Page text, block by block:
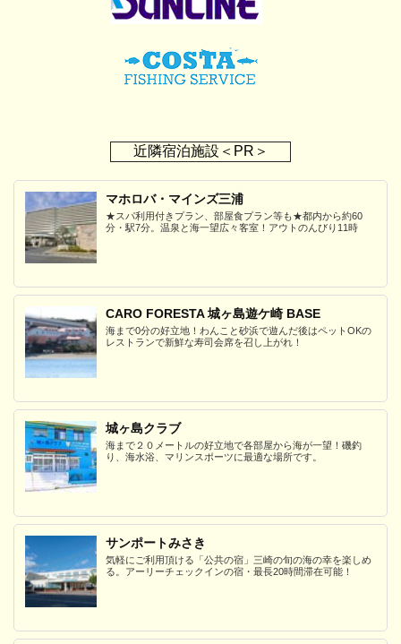
近隣宿泊施設＜PR＞
マホロバ・マインズ三浦
★スパ利用付きプラン、部屋食プラン等も★都内から約60
分・駅7分。温泉と海一望広々客室！アウトのんびり11時
CARO FORESTA 城ヶ島遊ケ崎 BASE
海まで0分の好立地！わんこと砂浜で遊んだ後はペットOKの
レストランで新鮮な寿司会席を召し上がれ！
城ヶ島クラブ
海まで２０メートルの好立地で各部屋から海が一望！磯釣
り、海水浴、マリンスポーツに最適な場所です。
サンポートみさき
気軽にご利用頂ける「公共の宿」三崎の旬の海の幸を楽しめ
る。アーリーチェックインの宿・最長20時間滞在可能！